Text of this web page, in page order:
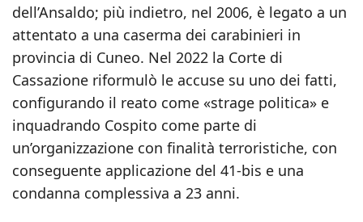
dell’Ansaldo; più indietro, nel 2006, è legato a un
attentato a una caserma dei carabinieri in
provincia di Cuneo. Nel 2022 la Corte di
Cassazione riformulò le accuse su uno dei fatti,
configurando il reato come «strage politica» e
inquadrando Cospito come parte di
un’organizzazione con finalità terroristiche, con
conseguente applicazione del 41‑bis e una
condanna complessiva a 23 anni.